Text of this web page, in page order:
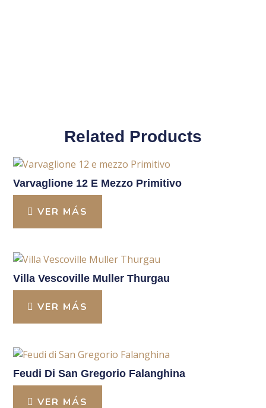
Related Products
Varvaglione 12 E Mezzo Primitivo
VER MÁS
Villa Vescoville Muller Thurgau
VER MÁS
Feudi Di San Gregorio Falanghina
VER MÁS